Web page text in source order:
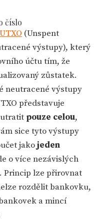
číslo
(Unspent
výstupy), který
účtu tím, že
zůstatek.
neutracené výstupy
představuje
pouze celou,
sice tyto výstupy
jakojeden
o více nezávislých
Princip lze přirovnat
rozdělit bankovku,
a mincí